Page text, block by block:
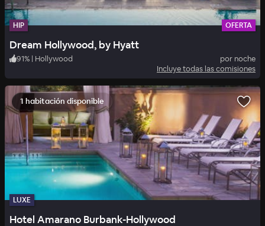
HIP OFERTA
Dream Hollywood, by Hyatt
91% | Hollywood
por noche
Incluye todas las comisiones
1 habitación disponible
LUXE
Hotel Amarano Burbank-Hollywood